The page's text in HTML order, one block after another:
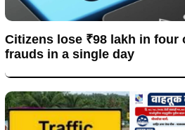
Citizens lose ₹98 lakh in four
frauds in a single day